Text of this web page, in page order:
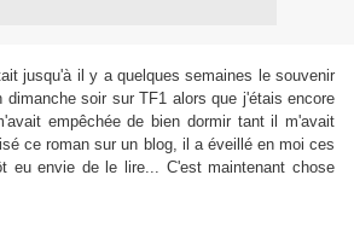
jusqu'à il y a quelques semaines le souvenir
soir sur TF1 alors que j'étais encore
empêchée de bien dormir tant il m'avait
ce roman sur un blog, il a éveillé en moi ces
eu envie de le lire... C'est maintenant chose